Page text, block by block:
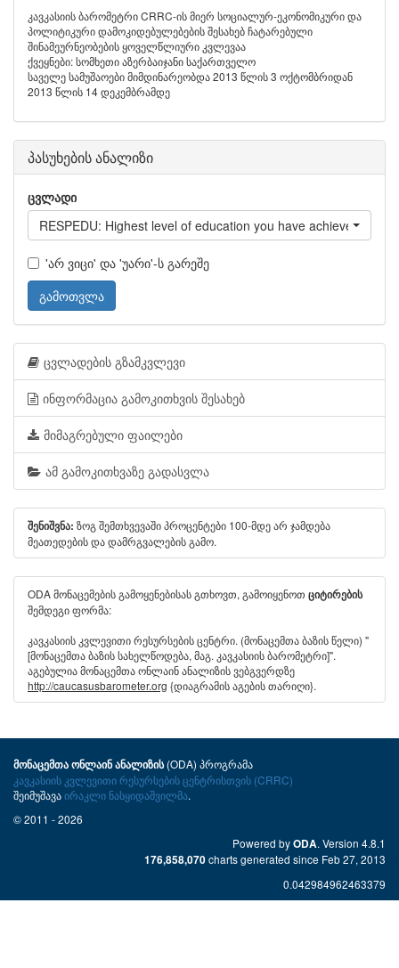
კავკასიის ბარომეტრი CRRC-ის მიერ სოციალურ-ეკონომიკური და
პოლიტიკური დამოკიდებულებების შესახებ ჩატარებული
შინამეურნეობების ყოველწლიური კვლევაა
ქვეყნები: სომხეთი აზერბაიჯანი საქართველო
საველე სამუშაოები მიმდინარეობდა 2013 წლის 3 ოქტომბრიდან
2013 წლის 14 დეკემბრამდე
პასუხების ანალიზი
ცვლადი
RESPEDU: Highest level of education you have achieved
'არ ვიცი' და 'უარი'-ს გარეშე
გამოთვლა
ცვლადების გზამკვლევი
ინფორმაცია გამოკითხვის შესახებ
მიმაგრებული ფაილები
ამ გამოკითხვაზე გადასვლა
შენიშვნა: ზოგ შემთხვევაში პროცენტები 100-მდე არ ჯამდება
მეათედების და დამრგვალების გამო.
ODA მონაცემების გამოყენებისას გთხოვთ, გამოიყენოთ ციტირების
შემდეგი ფორმა:
კავკასიის კვლევითი რესურსების ცენტრი. (მონაცემთა ბაზის წელი) "
[მონაცემთა ბაზის სახელწოდება, მაგ. კავკასიის ბარომეტრი]".
აგებულია მონაცემთა ონლაინ ანალიზის ვებგვერდზე
http://caucasusbarometer.org {დიაგრამის აგების თარიღი}.
მონაცემთა ონლაინ ანალიზის(ODA) პროგრამა
კავკასიის კვლევითი რესურსების ცენტრისთვის (CRRC)
შეიმუშავაირაკლი ნასყიდაშვილმა.
© 2011 - 2026
Powered byODA. Version 4.8.1
176,858,070charts generated since Feb 27, 2013
0.042984962463379